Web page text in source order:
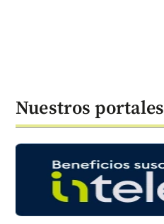
Nuestros portales